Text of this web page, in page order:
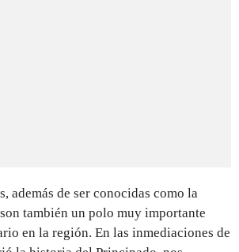
además de ser conocidas como la
también un polo muy importante
en la región. En las inmediaciones de